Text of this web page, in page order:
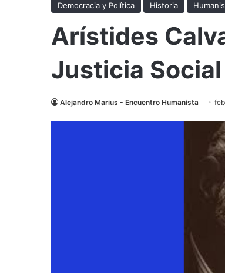
Democracia y Política Historia
Arístides
Justicia
Alejandro Marius - Encuentro Humanista